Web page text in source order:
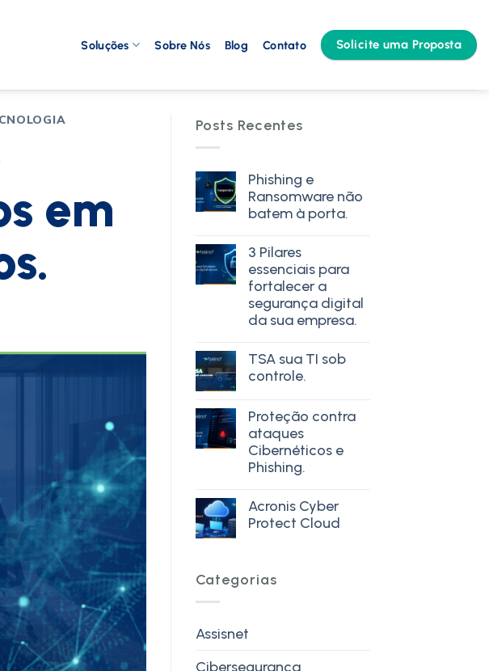
Soluções Sobre Nós Blog Contato Solicite uma Proposta
em
Posts Recentes
Phishing e
Ransomware não
batem à porta.
3 Pilares
essenciais para
fortalecer a
segurança digital
da sua empresa.
TSA sua TI sob
controle.
Proteção contra
ataques
Cibernéticos e
Phishing.
Acronis Cyber
Protect Cloud
Categorias
Assisnet
Cibersegurança